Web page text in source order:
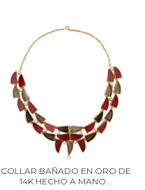
COLLAR BAÑADO EN ORO DE
14K HECHO A MANO...